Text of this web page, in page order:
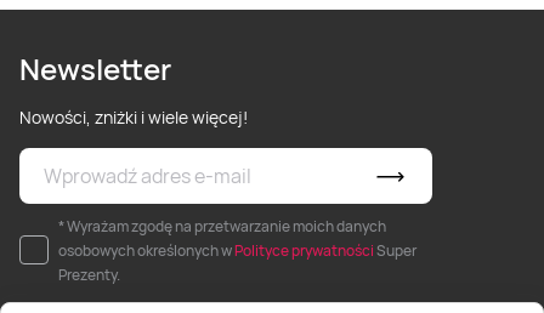
Newsletter
Nowości, zniżki i wiele więcej!
* Wyrażam zgodę na przetwarzanie moich danych
osobowych określonych wPolityce prywatnościSuper
Prezenty.